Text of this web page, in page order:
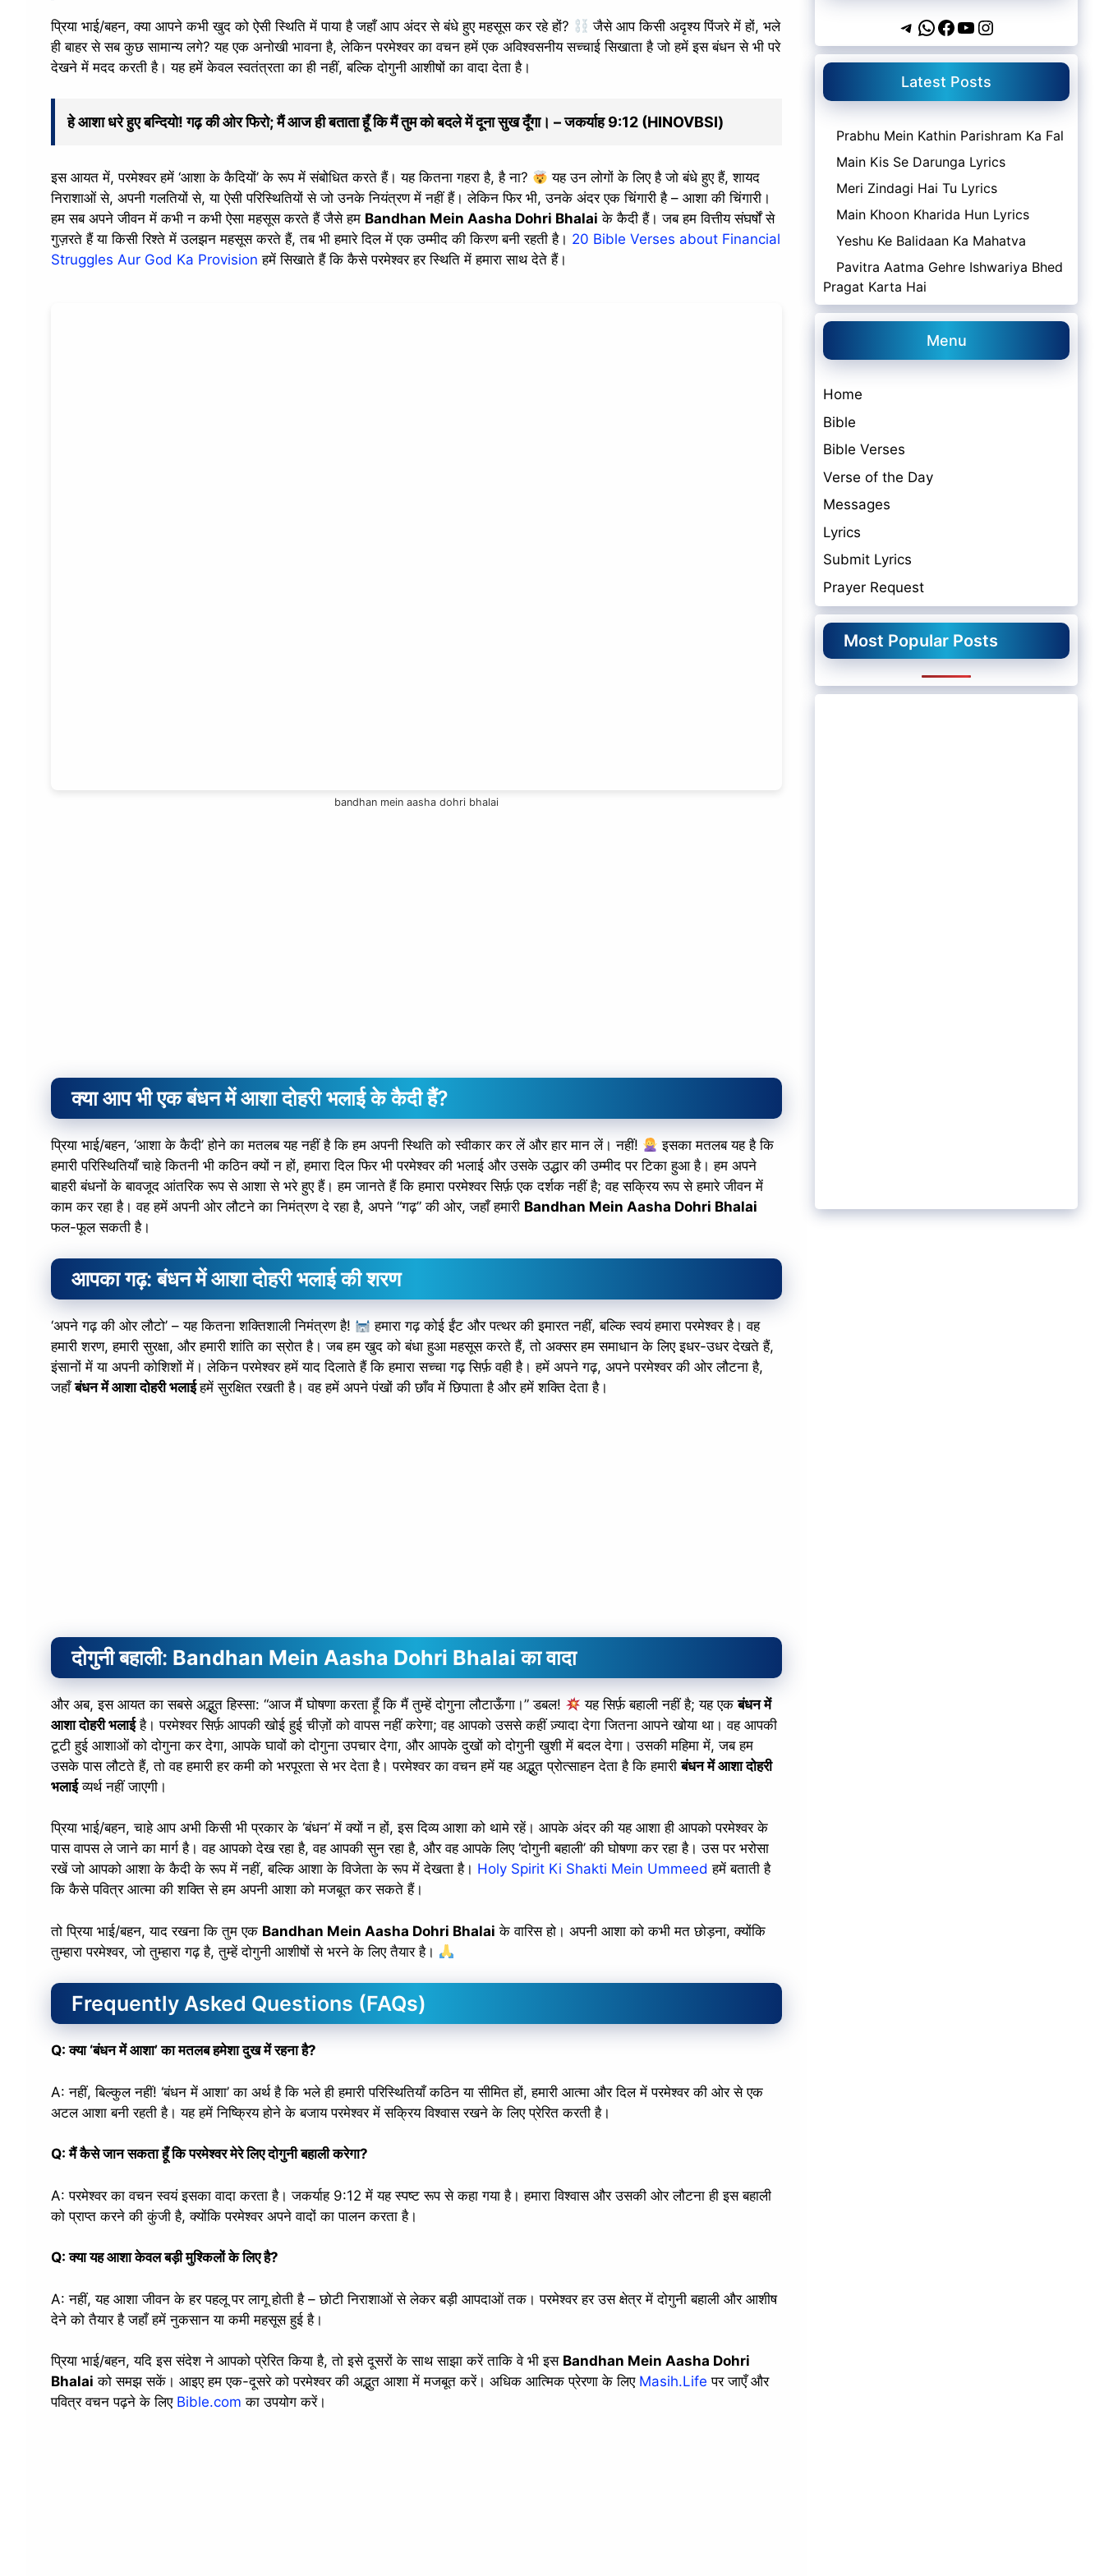
प्रिया भाई/बहन, क्या आपने कभी खुद को ऐसी स्थिति में पाया है जहाँ आप अंदर से बंधे हुए महसूस कर रहे हों?
जैसे आप किसी अदृश्य पिंजरे में हों, भले
ही बाहर से सब कुछ सामान्य लगे? यह एक अनोखी भावना है, लेकिन परमेश्वर का वचन हमें एक अविश्वसनीय सच्चाई सिखाता है जो हमें इस बंधन से भी परे
देखने में मदद करती है। यह हमें केवल स्वतंत्रता का ही नहीं, बल्कि दोगुनी आशीषों का वादा देता है।
हे आशा धरे हुए बन्दियो! गढ़ की ओर फिरो; मैं आज ही बताता हूँ कि मैं तुम को बदले में दूना सुख दूँगा। – जकर्याह 9:12 (HINOVBSI)
इस आयत में, परमेश्वर हमें ‘आशा के कैदियों’ के रूप में संबोधित करते हैं। यह कितना गहरा है, है ना?
यह उन लोगों के लिए है जो बंधे हुए हैं, शायद
निराशाओं से, अपनी गलतियों से, या ऐसी परिस्थितियों से जो उनके नियंत्रण में नहीं हैं। लेकिन फिर भी, उनके अंदर एक चिंगारी है – आशा की चिंगारी।
हम सब अपने जीवन में कभी न कभी ऐसा महसूस करते हैं जैसे हम Bandhan Mein Aasha Dohri Bhalai के कैदी हैं। जब हम वित्तीय संघर्षों से
गुज़रते हैं या किसी रिश्ते में उलझन महसूस करते हैं, तब भी हमारे दिल में एक उम्मीद की किरण बनी रहती है। 20 Bible Verses about Financial
Struggles Aur God Ka Provision हमें सिखाते हैं कि कैसे परमेश्वर हर स्थिति में हमारा साथ देते हैं।
bandhan mein aasha dohri bhalai
क्या आप भी एकबंधन में आशा दोहरी भलाईके कैदी हैं?
प्रिया भाई/बहन, ‘आशा के कैदी’ होने का मतलब यह नहीं है कि हम अपनी स्थिति को स्वीकार कर लें और हार मान लें। नहीं!
इसका मतलब यह है कि
हमारी परिस्थितियाँ चाहे कितनी भी कठिन क्यों न हों, हमारा दिल फिर भी परमेश्वर की भलाई और उसके उद्धार की उम्मीद पर टिका हुआ है। हम अपने
बाहरी बंधनों के बावजूद आंतरिक रूप से आशा से भरे हुए हैं। हम जानते हैं कि हमारा परमेश्वर सिर्फ़ एक दर्शक नहीं है; वह सक्रिय रूप से हमारे जीवन में
काम कर रहा है। वह हमें अपनी ओर लौटने का निमंत्रण दे रहा है, अपने “गढ़” की ओर, जहाँ हमारी Bandhan Mein Aasha Dohri Bhalai
फल-फूल सकती है।
आपका गढ़:बंधन में आशा दोहरी भलाईकी शरण
‘अपने गढ़ की ओर लौटो’ – यह कितना शक्तिशाली निमंत्रण है!
हमारा गढ़ कोई ईंट और पत्थर की इमारत नहीं, बल्कि स्वयं हमारा परमेश्वर है। वह
हमारी शरण, हमारी सुरक्षा, और हमारी शांति का स्रोत है। जब हम खुद को बंधा हुआ महसूस करते हैं, तो अक्सर हम समाधान के लिए इधर-उधर देखते हैं,
इंसानों में या अपनी कोशिशों में। लेकिन परमेश्वर हमें याद दिलाते हैं कि हमारा सच्चा गढ़ सिर्फ़ वही है। हमें अपने गढ़, अपने परमेश्वर की ओर लौटना है,
जहाँबंधन में आशा दोहरी भलाईहमें सुरक्षित रखती है। वह हमें अपने पंखों की छाँव में छिपाता है और हमें शक्ति देता है।
दोगुनी बहाली: Bandhan Mein Aasha Dohri Bhalai का वादा
और अब, इस आयत का सबसे अद्भुत हिस्सा: “आज मैं घोषणा करता हूँ कि मैं तुम्हें दोगुना लौटाऊँगा।” डबल! यह सिर्फ़ बहाली नहीं है; यह एकबंधन में
आशा दोहरी भलाईहै। परमेश्वर सिर्फ़ आपकी खोई हुई चीज़ों को वापस नहीं करेगा; वह आपको उससे कहीं ज़्यादा देगा जितना आपने खोया था। वह आपकी
टूटी हुई आशाओं को दोगुना कर देगा, आपके घावों को दोगुना उपचार देगा, और आपके दुखों को दोगुनी खुशी में बदल देगा। उसकी महिमा में, जब हम
उसके पास लौटते हैं, तो वह हमारी हर कमी को भरपूरता से भर देता है। परमेश्वर का वचन हमें यह अद्भुत प्रोत्साहन देता है कि हमारीबंधन में आशा दोहरी
भलाईव्यर्थ नहीं जाएगी।
प्रिया भाई/बहन, चाहे आप अभी किसी भी प्रकार के ‘बंधन’ में क्यों न हों, इस दिव्य आशा को थामे रहें। आपके अंदर की यह आशा ही आपको परमेश्वर के
पास वापस ले जाने का मार्ग है। वह आपको देख रहा है, वह आपकी सुन रहा है, और वह आपके लिए ‘दोगुनी बहाली’ की घोषणा कर रहा है। उस पर भरोसा
रखें जो आपको आशा के कैदी के रूप में नहीं, बल्कि आशा के विजेता के रूप में देखता है। Holy Spirit Ki Shakti Mein Ummeed हमें बताती है
कि कैसे पवित्र आत्मा की शक्ति से हम अपनी आशा को मजबूत कर सकते हैं।
तो प्रिया भाई/बहन, याद रखना कि तुम एक Bandhan Mein Aasha Dohri Bhalai के वारिस हो। अपनी आशा को कभी मत छोड़ना, क्योंकि
तुम्हारा परमेश्वर, जो तुम्हारा गढ़ है, तुम्हें दोगुनी आशीषों से भरने के लिए तैयार है।
Frequently Asked Questions (FAQs)
Q: क्या ‘बंधन में आशा’ का मतलब हमेशा दुख में रहना है?
A: नहीं, बिल्कुल नहीं! ‘बंधन में आशा’ का अर्थ है कि भले ही हमारी परिस्थितियाँ कठिन या सीमित हों, हमारी आत्मा और दिल में परमेश्वर की ओर से एक
अटल आशा बनी रहती है। यह हमें निष्क्रिय होने के बजाय परमेश्वर में सक्रिय विश्वास रखने के लिए प्रेरित करती है।
Q: मैं कैसे जान सकता हूँ कि परमेश्वर मेरे लिए दोगुनी बहाली करेगा?
A: परमेश्वर का वचन स्वयं इसका वादा करता है। जकर्याह 9:12 में यह स्पष्ट रूप से कहा गया है। हमारा विश्वास और उसकी ओर लौटना ही इस बहाली
को प्राप्त करने की कुंजी है, क्योंकि परमेश्वर अपने वादों का पालन करता है।
Q: क्या यह आशा केवल बड़ी मुश्किलों के लिए है?
A: नहीं, यह आशा जीवन के हर पहलू पर लागू होती है – छोटी निराशाओं से लेकर बड़ी आपदाओं तक। परमेश्वर हर उस क्षेत्र में दोगुनी बहाली और आशीष
देने को तैयार है जहाँ हमें नुकसान या कमी महसूस हुई है।
प्रिया भाई/बहन, यदि इस संदेश ने आपको प्रेरित किया है, तो इसे दूसरों के साथ साझा करें ताकि वे भी इस Bandhan Mein Aasha Dohri
Bhalai को समझ सकें। आइए हम एक-दूसरे को परमेश्वर की अद्भुत आशा में मजबूत करें। अधिक आत्मिक प्रेरणा के लिए Masih.Life पर जाएँ और
पवित्र वचन पढ़ने के लिए Bible.com का उपयोग करें।
Telegram
WhatsApp
Facebook
YouTube
Instagram
Latest Posts
Prabhu Mein Kathin Parishram Ka Fal
Main Kis Se Darunga Lyrics
Meri Zindagi Hai Tu Lyrics
Main Khoon Kharida Hun Lyrics
Yeshu Ke Balidaan Ka Mahatva
Pavitra Aatma Gehre Ishwariya Bhed
Pragat Karta Hai
Menu
Home
Bible
Bible Verses
Verse of the Day
Messages
Lyrics
Submit Lyrics
Prayer Request
Most Popular Posts